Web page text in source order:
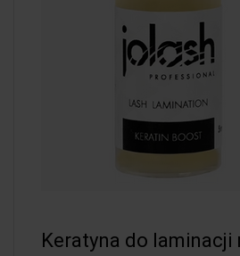
Keratyna do laminacji